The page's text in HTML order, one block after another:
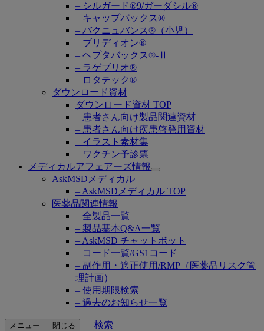
– シルガード®9/ガーダシル®
– キャップバックス®
– バクニュバンス®（小児）
– ブリディオン®
– ヘプタバックス®-Ⅱ
– ラゲブリオ®
– ロタテック®
ダウンロード資材
ダウンロード資材 TOP
– 患者さん向け製品関連資材
– 患者さん向け疾患啓発用資材
– イラスト素材集
– ワクチン予診票
メディカルアフェアーズ情報
Open
AskMSDメディカル
– AskMSDメディカル TOP
医薬品関連情報
– 全製品一覧
– 製品基本Q&A一覧
– AskMSD チャットボット
– コード一覧/GS1コード
– 副作用・適正使用/RMP（医薬品リスク管
理計画）
– 使用期限検索
– 過去のお知らせ一覧
メニュー 閉じる
検索